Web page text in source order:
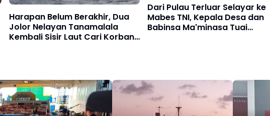
Harapan Belum Berakhir, Dua
Jolor Nelayan Tanamalala
Kembali Sisir Laut Cari Korban
Dari Pulau Terluar Selayar ke
Mabes TNI, Kepala Desa dan
Babinsa Ma'minasa Tuai